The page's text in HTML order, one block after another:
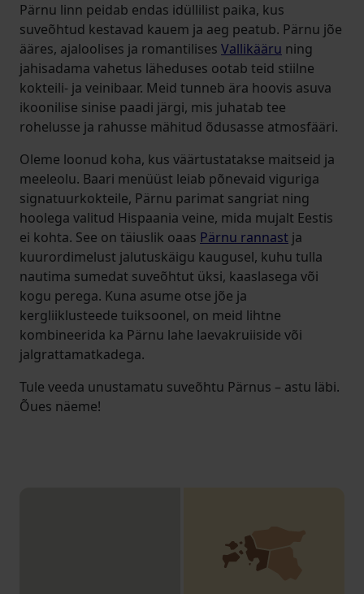
Pärnu linn peidab endas idüllilist paika, kus
suveõhtud kestavad kauem ja aeg peatub. Pärnu jõe
ääres, ajaloolises ja romantilises Vallikääru ning
jahisadama vahetus läheduses ootab teid stiilne
kokteili- ja veinibaar. Meid tunneb ära hoovis asuva
ikoonilise sinise paadi järgi, mis juhatab tee
rohelusse ja rahusse mähitud õdusasse atmosfääri.
Oleme loonud koha, kus väärtustatakse maitseid ja
meeleolu. Baari menüüst leiab põnevaid viguriga
signatuurkokteile, Pärnu parimat sangriat ning
hoolega valitud Hispaania veine, mida mujalt Eestis
ei kohta. See on täiuslik oaas Pärnu rannast ja
kuurordimelust jalutuskäigu kaugusel, kuhu tulla
nautima sumedat suveõhtut üksi, kaaslasega või
kogu perega. Kuna asume otse jõe ja
kergliiklusteede tuiksoonel, on meid lihtne
kombineerida ka Pärnu lahe laevakruiiside või
jalgrattamatkadega.
Tule veeda unustamatu suveõhtu Pärnus – astu läbi.
Õues näeme!